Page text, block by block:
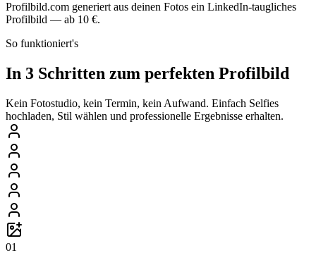
Profilbild.com generiert aus deinen Fotos ein LinkedIn-taugliches
Profilbild — ab 10 €.
So funktioniert's
In 3 Schritten zum perfekten Profilbild
Kein Fotostudio, kein Termin, kein Aufwand. Einfach Selfies
hochladen, Stil wählen und professionelle Ergebnisse erhalten.
01